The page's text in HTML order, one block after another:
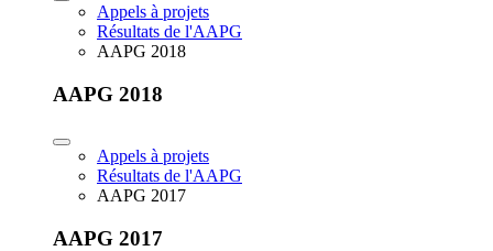
Appels à projets
Résultats de l'AAPG
AAPG 2018
AAPG 2018
Appels à projets
Résultats de l'AAPG
AAPG 2017
AAPG 2017